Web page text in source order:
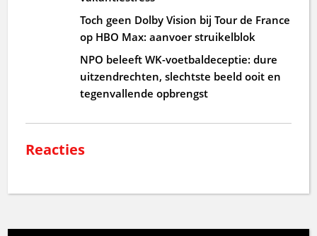
Toch geen Dolby Vision bij Tour de France
op HBO Max: aanvoer struikelblok
NPO beleeft WK-voetbaldeceptie: dure
uitzendrechten, slechtste beeld ooit en
tegenvallende opbrengst
Reacties